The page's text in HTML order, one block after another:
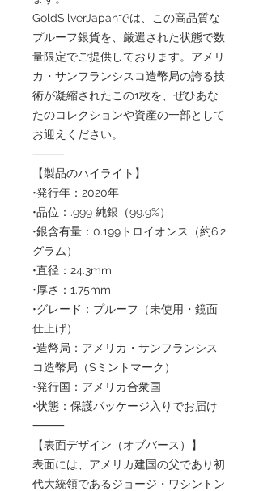
GoldSilverJapanでは、この高品質な
プルーフ銀貨を、厳選された状態で数
量限定でご提供しております。アメリ
カ・サンフランシスコ造幣局の誇る技
術が凝縮されたこの1枚を、ぜひあな
たのコレクションや資産の一部として
お迎えください。
⸻
【製品のハイライト】
•発行年：2020年
•品位：.999 純銀（99.9%）
•銀含有量：0.199トロイオンス（約6.2
グラム）
•直径：24.3mm
•厚さ：1.75mm
•グレード：プルーフ（未使用・鏡面
仕上げ）
•造幣局：アメリカ・サンフランシス
コ造幣局（Sミントマーク）
•発行国：アメリカ合衆国
•状態：保護パッケージ入りでお届け
⸻
【表面デザイン（オブバース）】
表面には、アメリカ建国の父であり初
代大統領であるジョージ・ワシントン